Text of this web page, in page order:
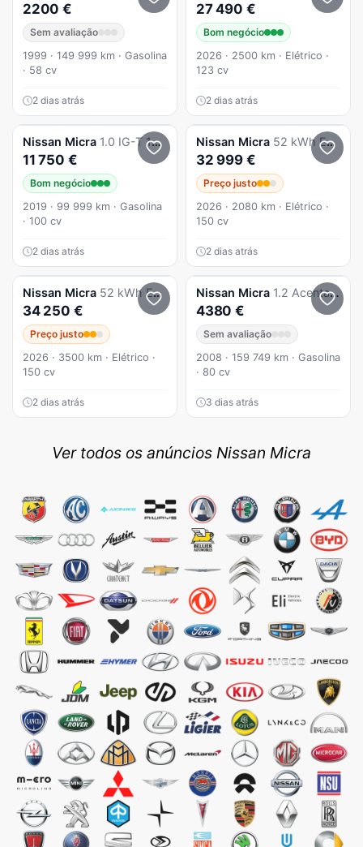
2200 €
Sem avaliação
1999 · 149 999 km · Gasolina
· 58 cv
2 dias atrás
27 490 €
Bom negócio
2026 · 2500 km · Elétrico ·
123 cv
2 dias atrás
Nissan Micra 1.0 IG-T 100cv, N-Connecta, m.bom
11 750 €
Bom negócio
2019 · 99 999 km · Gasolina
· 100 cv
2 dias atrás
Nissan Micra 52 kWh Evolve Two Tone
32 999 €
Preço justo
2026 · 2080 km · Elétrico ·
150 cv
2 dias atrás
Nissan Micra 52 kWh Evolve
34 250 €
Preço justo
2026 · 3500 km · Elétrico ·
150 cv
2 dias atrás
Nissan Micra 1.2 Acenta Plus
4380 €
Sem avaliação
2008 · 159 749 km · Gasolina
· 80 cv
3 dias atrás
Ver todos os anúncios Nissan Micra